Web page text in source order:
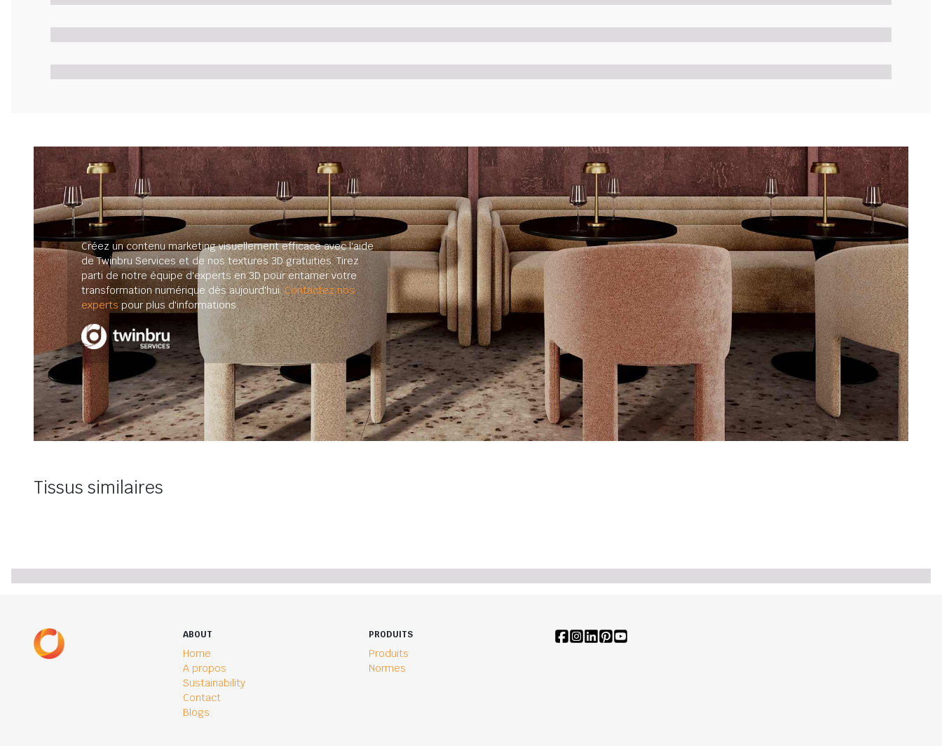
Créez un contenu marketing visuellement efficace avec l'aide
de Twinbru Services et de nos textures 3D gratuities. Tirez
parti de notre équipe d'experts en 3D pour entamer votre
transformation numérique dès aujourd'hui.Contactez nos
experts pour plus d'informations.
Tissus similaires
ABOUT
Home
A propos
Sustainability
Contact
Blogs
PRODUITS
Produits
Normes